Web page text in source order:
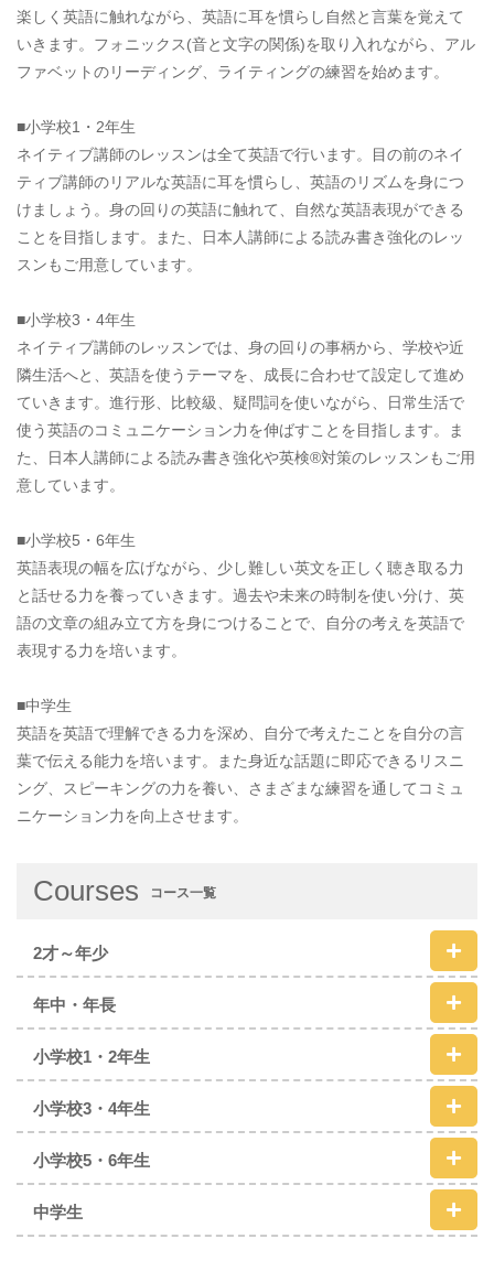
楽しく英語に触れながら、英語に耳を慣らし自然と言葉を覚えて
いきます。フォニックス(音と文字の関係)を取り入れながら、アル
ファベットのリーディング、ライティングの練習を始めます。
■小学校1・2年生
ネイティブ講師のレッスンは全て英語で行います。目の前のネイ
ティブ講師のリアルな英語に耳を慣らし、英語のリズムを身につ
けましょう。身の回りの英語に触れて、自然な英語表現ができる
ことを目指します。また、日本人講師による読み書き強化のレッ
スンもご用意しています。
■小学校3・4年生
ネイティブ講師のレッスンでは、身の回りの事柄から、学校や近
隣生活へと、英語を使うテーマを、成長に合わせて設定して進め
ていきます。進行形、比較級、疑問詞を使いながら、日常生活で
使う英語のコミュニケーション力を伸ばすことを目指します。ま
た、日本人講師による読み書き強化や英検®対策のレッスンもご用
意しています。
■小学校5・6年生
英語表現の幅を広げながら、少し難しい英文を正しく聴き取る力
と話せる力を養っていきます。過去や未来の時制を使い分け、英
語の文章の組み立て方を身につけることで、自分の考えを英語で
表現する力を培います。
■中学生
英語を英語で理解できる力を深め、自分で考えたことを自分の言
葉で伝える能力を培います。また身近な話題に即応できるリスニ
ング、スピーキングの力を養い、さまざまな練習を通してコミュ
ニケーション力を向上させます。
Courses コース一覧
2才～年少
年中・年長
小学校1・2年生
小学校3・4年生
小学校5・6年生
中学生